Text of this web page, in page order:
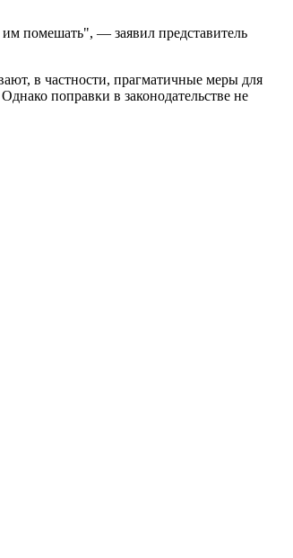
помешать", — заявил представитель
в частности, прагматичные меры для
поправки в законодательстве не